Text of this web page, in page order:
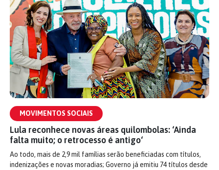
MOVIMENTOS SOCIAIS
Lula reconhece novas áreas quilombolas: ‘Ainda
falta muito; o retrocesso é antigo‘
Ao todo, mais de 2,9 mil famílias serão beneficiadas com títulos,
indenizações e novas moradias; Governo já emitiu 74 títulos desde